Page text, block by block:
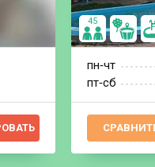
45
пн‐чт
пт‐сб